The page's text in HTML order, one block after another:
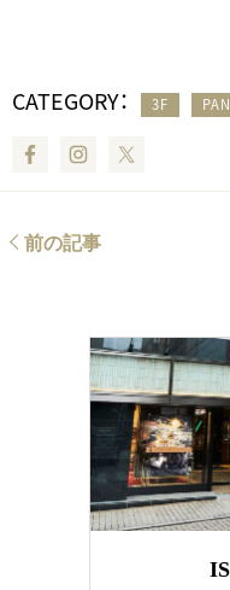
CATEGORY： 3F
FacebookInstagram
前の記事